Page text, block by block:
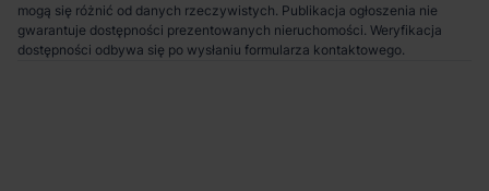
mogą się różnić od danych rzeczywistych. Publikacja ogłoszenia nie
gwarantuje dostępności prezentowanych nieruchomości. Weryfikacja
dostępności odbywa się po wysłaniu formularza kontaktowego.